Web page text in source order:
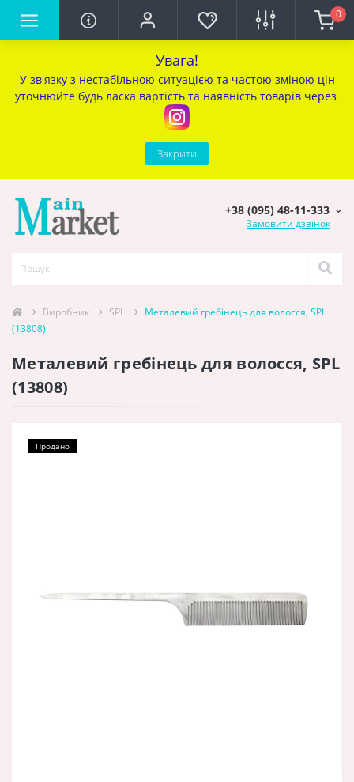
Увага!
У зв'язку з нестабільною ситуацією та частою зміною цін
уточнюйте будь ласка вартість та наявність товарів через
Закрити
0
+38 (095) 48-11-333
Замовити дзвінок
Виробник SPL
Металевий гребінець для волосся, SPL
(13808)
Металевий гребінець для волосся, SPL
(13808)
Продано